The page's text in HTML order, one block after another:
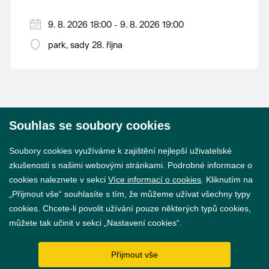
9. 8. 2026 18:00 - 9. 8. 2026 19:00
park, sady 28. října
GDPR
Nastavení cookies
Souhlas se soubory cookies
Soubory cookies využíváme k zajištění nejlepší uživatelské
zkušenosti s našimi webovými stránkami. Podrobné informace o
cookies naleznete v sekci Více informací o cookies . Kliknutím na
„Přijmout vše“ souhlasíte s tím, že můžeme užívat všechny typy
cookies. Chcete-li povolit užívání pouze některých typů cookies,
můžete tak učinit v sekci „Nastavení cookies“.
Přijmout vše